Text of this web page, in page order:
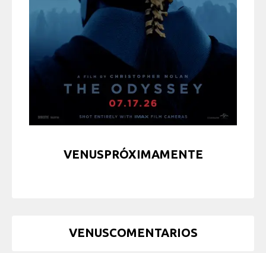
VENUSPRÓXIMAMENTE
VENUSCOMENTARIOS